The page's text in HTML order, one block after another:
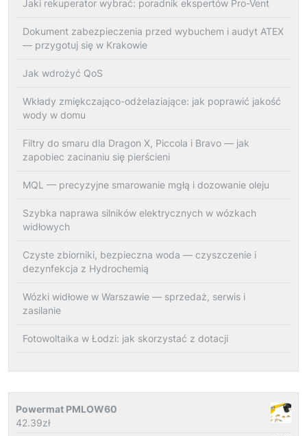
Jaki rekuperator wybrać: poradnik ekspertów Pro-Vent
Dokument zabezpieczenia przed wybuchem i audyt ATEX
— przygotuj się w Krakowie
Jak wdrożyć QoS
Wkłady zmiękczająco-odżelaziające: jak poprawić jakość
wody w domu
Filtry do smaru dla Dragon X, Piccola i Bravo — jak
zapobiec zacinaniu się pierścieni
MQL — precyzyjne smarowanie mgłą i dozowanie oleju
Szybka naprawa silników elektrycznych w wózkach
widłowych
Czyste zbiorniki, bezpieczna woda — czyszczenie i
dezynfekcja z Hydrochemią
Wózki widłowe w Warszawie — sprzedaż, serwis i
zasilanie
Fotowoltaika w Łodzi: jak skorzystać z dotacji
Powermat PMLOW60
42.39zł